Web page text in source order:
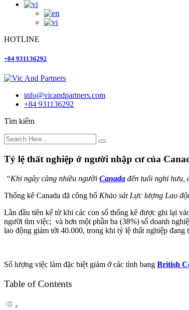
HOTLINE
+84 931136292
info@vicandpartners.com
+84 931136292
Tìm kiếm
Tỷ lệ thất nghiệp ở người nhập cư của
“Khi ngày càng nhiều người Canada đến tuổi nghỉ hưu,
Thống kê Canada đã công bố Khảo sát Lực lượng Lao
Lần đầu tiên kể từ khi các con số thống kê được ghi lại
người tìm việc; và hơn một phần ba (38%) số doanh
lao động giảm tới 40.000, trong khi tỷ lệ thất nghiệp
Số lượng việc làm đặc biệt giảm ở các tỉnh bang British
Table of Contents